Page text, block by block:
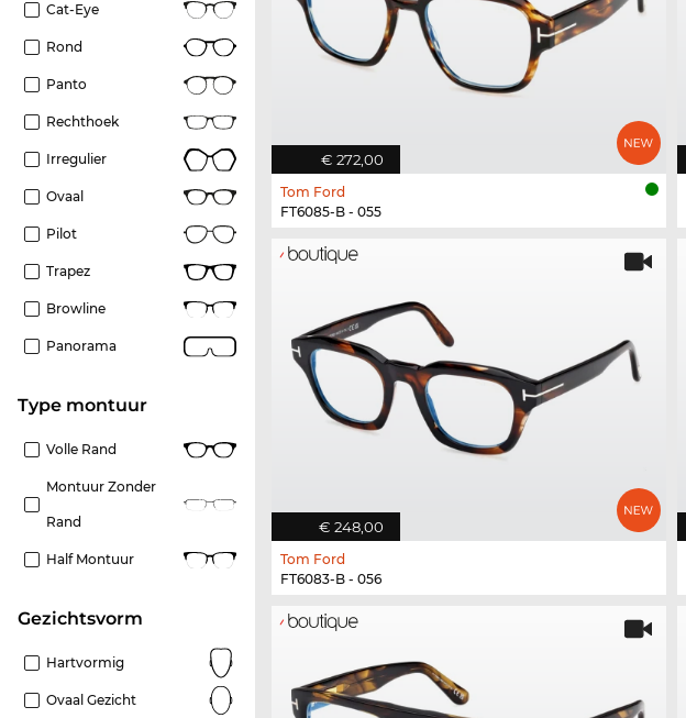
Cat-Eye
Rond
Panto
Rechthoek
Irregulier
Ovaal
Pilot
Trapez
Browline
Panorama
Type montuur
Volle Rand
Montuur Zonder
Rand
Half Montuur
Gezichtsvorm
Hartvormig
Ovaal Gezicht
€ 272,00
Tom Ford
FT6085-B - 055
€ 248,00
Tom Ford
FT6083-B - 056